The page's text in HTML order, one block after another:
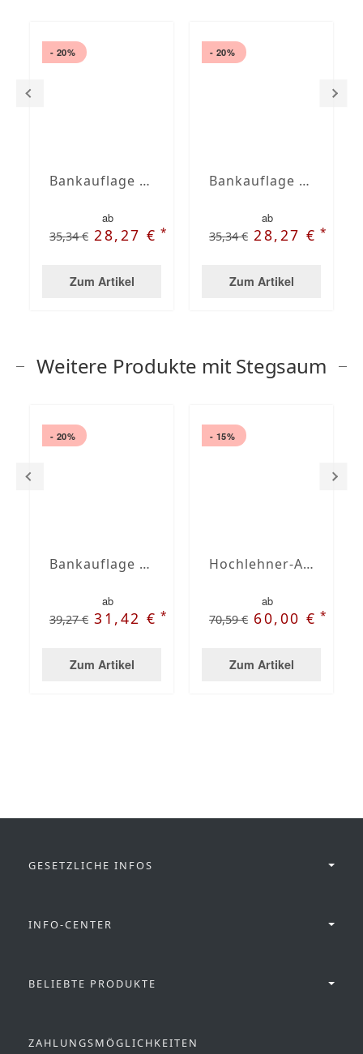
- 20%
Bankauflage nach Maß gesteppt
ab
35,34 € 28,27 €*
Zum Artikel
- 20%
Bankauflage nach Maß mit Stehsaum
ab
35,34 € 28,27 €*
Zum Artikel
Weitere Produkte mit Stegsaum
- 20%
Bankauflage nach Maß mit Stegsaum
ab
39,27 € 31,42 €*
Zum Artikel
- 15%
Hochlehner-Auflagen mit Stegsaum nach Maß
ab
70,59 € 60,00 €*
Zum Artikel
GESETZLICHE INFOS
INFO-CENTER
BELIEBTE PRODUKTE
ZAHLUNGSMÖGLICHKEITEN